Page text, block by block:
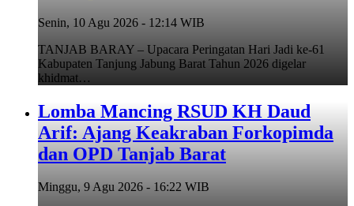
Senin, 10 Agu 2026 - 12:14 WIB
TANJAB BARAY – Upacara Peringatan Hari Jadi ke-61
Kabupaten Tanjung Jabung Barat Tahun 2026 digelar
khidmat…
Lomba Mancing RSUD KH Daud
Arif: Ajang Keakraban Forkopimda
dan OPD Tanjab Barat
Minggu, 9 Agu 2026 - 16:22 WIB